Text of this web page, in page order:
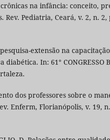
crônicas na infância: conceito,
Rev. Pediatria, Ceará, v. 2, n. 2,
extensão na
In: 61° CONGRESSO
dos professores sobre o
Enferm, Florianópolis, v. 19,